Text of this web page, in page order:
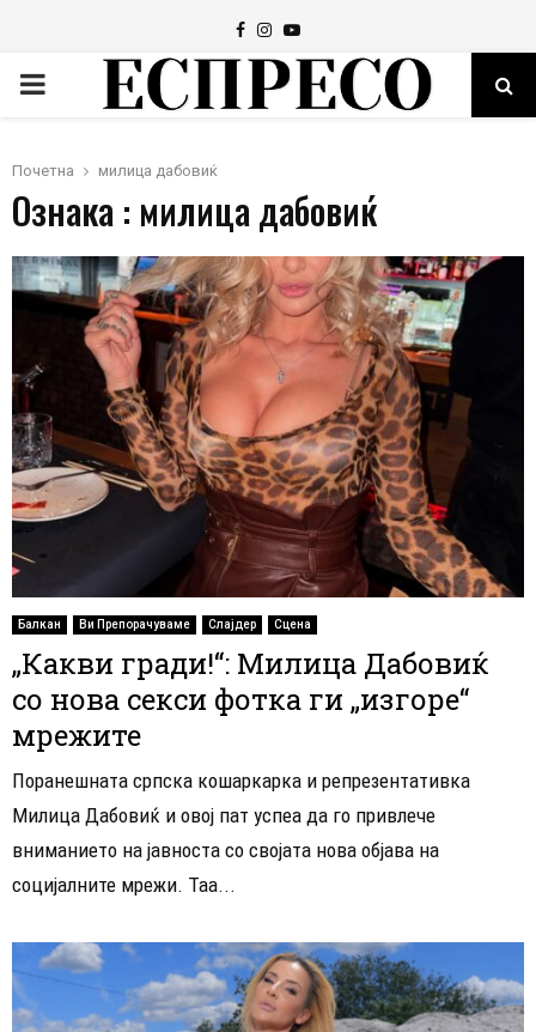
Facebook
Instagram
Youtube
PRIMARY
Почетна милица дабовиќ
Ознака : милица дабовиќ
Балкан Ви Препорачуваме Слајдер Сцена
„Какви гради!“: Милица Дабовиќ
со нова секси фотка ги „изгоре“
мрежите
Поранешната српска кошаркарка и репрезентативка
Милица Дабовиќ и овој пат успеа да го привлече
вниманието на јавноста со својата нова објава на
социјалните мрежи. Таа...